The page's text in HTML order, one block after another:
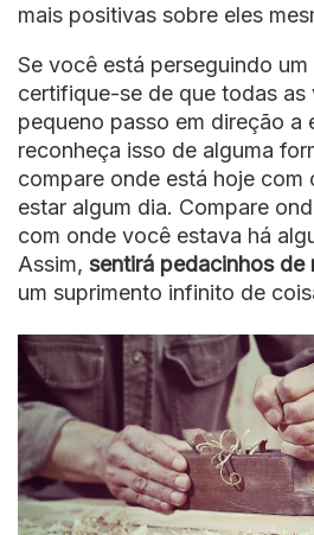
mais positivas sobre eles
Se você está perseguindo
certifique-se de que todas as
pequeno passo em direção a
reconheça isso de alguma
compare onde está hoje com
estar algum dia. Compare
com onde você estava há
Assim, sentirá pedacinhos de
um suprimento infinito de